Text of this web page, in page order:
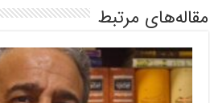
مقاله‌های مرتبط